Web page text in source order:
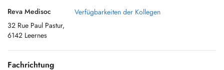
Reva Medisoc
32 Rue Paul Pastur,
6142 Leernes
Verfügbarkeiten der Kollegen
Fachrichtung